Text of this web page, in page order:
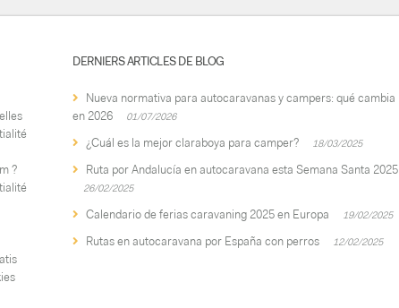
?
DERNIERS ARTICLES DE BLOG
Nueva normativa para autocaravanas y campers: qué cambia
en 2026
01/07/2026
¿Cuál es la mejor claraboya para camper? 18/03/2025
Ruta por Andalucía en autocaravana esta Semana Santa 2025
26/02/2025
Calendario de ferias caravaning 2025 en Europa 19/02/2025
Rutas en autocaravana por España con perros 12/02/2025